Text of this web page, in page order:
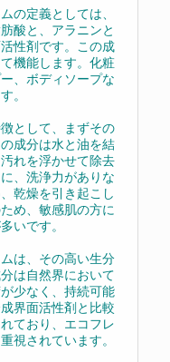
の定義としては、
酸と、アラニンと
性剤です。この成
機能します。化粧
、ボディソープな
。
として、まずその
成分は水と油を結
れを浮かせて除去
、洗浄力がありな
乾燥を引き起こし
め、敏感肌の方に
いです。
は、その高い生分
は自然界において
少なく、持続可能
界面活性剤と比較
ており、エコフレ
視されています。